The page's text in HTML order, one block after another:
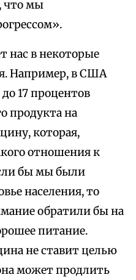
что мы
нас в некоторые
Например, в США
17 процентов
продукта на
которая,
отношения к
бы мы были
населения, то
обратили бы на
питание.
не ставит целью
может продлить